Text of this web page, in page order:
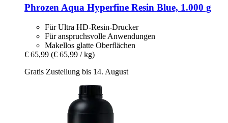
Phrozen Aqua Hyperfine Resin Blue, 1.000 g
Für Ultra HD-Resin-Drucker
Für anspruchsvolle Anwendungen
Makellos glatte Oberflächen
€ 65,99 (€ 65,99 / kg)
Gratis Zustellung bis 14. August